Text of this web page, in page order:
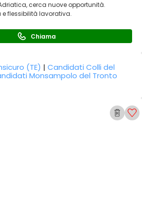
cerca nuove opportunità.
flessibilità lavorativa.
Chiama
(TE) |Candidati Colli del
Monsampolo del Tronto